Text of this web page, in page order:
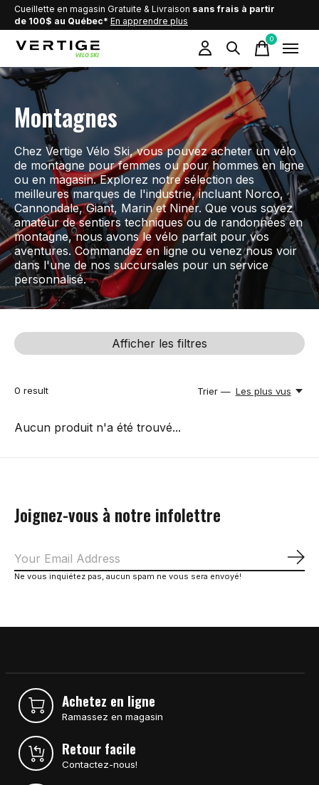
Cueillette en magasin Gratuite & Livraison sans frais à partir
de 100$ au Québec* En apprendre plus
0items
Montagnes
Chez Vertige Vélo Ski, vous pouvez acheter un vélo
de montagne pour femmes ou pour hommes en ligne
ou en magasin. Explorez notre sélection des
meilleures marques de l'industrie, incluant Norco,
Cannondale, Giant, Marin et Niner. Que vous soyez
amateur de sentiers techniques ou de randonnées en
montagne, nous avons le vélo parfait pour vos
aventures. Commandez en ligne ou venez nous voir
dans l'une de nos succursales pour un service
personnalisé.
Afficher les filtres
0 result Trier — Les plus vus
Aucun produit n'a été trouvé...
Joignez-vous à notre infolettre
Ne vous inquiétez pas, aucun spam ne vous sera envoyé!
Achetez en ligne
Ramassez en magasin
Retour facile
Contactez-nous!